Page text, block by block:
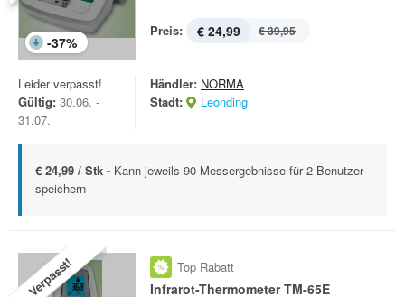
-37%
Preis: € 24,99 € 39,95
Leider verpasst!
Gültig: 30.06. -
31.07.
Händler: NORMA
Stadt:
Leonding
€ 24,99 / Stk - Kann jeweils 90 Messergebnisse für 2 Benutzer
speichern
Verpasst! Top Rabatt
Infrarot-Thermometer TM-65E